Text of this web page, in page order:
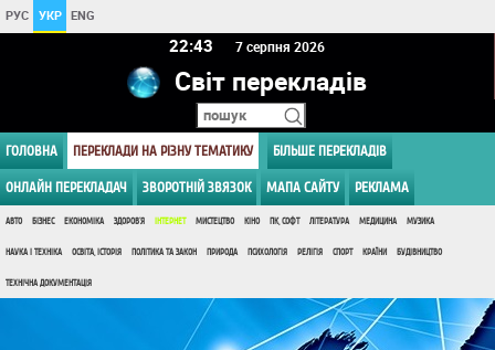
РУС УКР ENG
22:43 7 серпня 2026
Світ перекладів
ГОЛОВНА ПЕРЕКЛАДИ НА РІЗНУ ТЕМАТИКУ БІЛЬШЕ ПЕРЕКЛАДІВ
ОНЛАЙН ПЕРЕКЛАДАЧ ЗВОРОТНІЙ ЗВЯЗОК МАПА САЙТУ РЕКЛАМА
АВТО БІЗНЕС ЕКОНОМІКА ЗДОРОВ'Я ІНТЕРНЕТ МИСТЕЦТВО КІНО ПК, СОФТ ЛІТЕРАТУРА МЕДИЦИНА МУЗИКА
НАУКА І ТЕХНІКА ОСВІТА, ІСТОРІЯ ПОЛІТИКА ТА ЗАКОН ПРИРОДА ПСИХОЛОГІЯ РЕЛІГІЯ СПОРТ КРАЇНИ БУДІВНИЦТВО
ТЕХНІЧНА ДОКУМЕНТАЦІЯ